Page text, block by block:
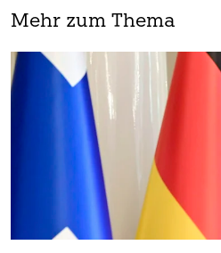
Mehr zum Thema